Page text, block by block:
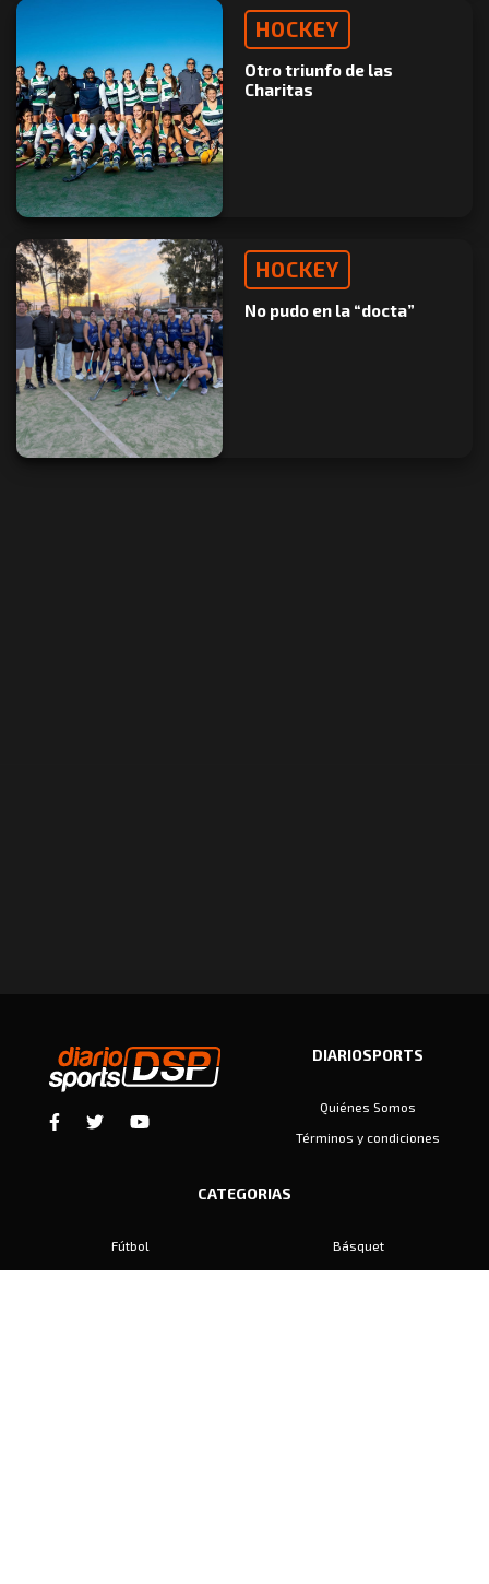
HOCKEY
Otro triunfo de las
Charitas
HOCKEY
No pudo en la “docta”
DIARIOSPORTS
Quiénes Somos
Términos y condiciones
CATEGORIAS
Fútbol
Básquet